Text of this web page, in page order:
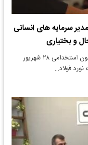
سرمایه های انسانی
و بختیاری
دنیای معدن: خانم قنبری در حاشیه برگزاری آزمون استخدامی ۲۸ شهریور